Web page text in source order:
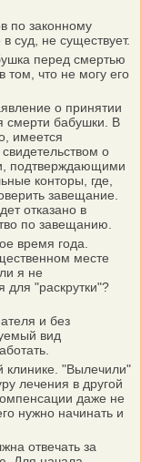
по законному
суд, не существует.
перед смертью
что не могу его
о принятии
смерти бабушки. В
имеется
о
подтверждающими
конторы, где,
завещание.
отказано в
по завещанию.
время года.
месте
я не
для "раскрутки"?
и без
вид
клинике. "Вылечили"
лечения в другой
даже не
нужно начинать и
отвечать за